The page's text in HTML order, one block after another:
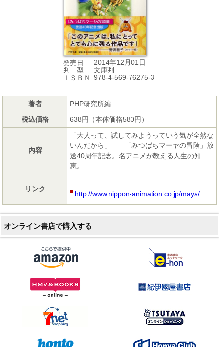
発売日
2014年12月01日
判 型
文庫判
ＩＳＢＮ
978-4-569-76275-3
著者
PHP研究所編
税込価格
638円（本体価格580円）
内容
「大人って、試してみようっていう気が全然な
いんだから」――「みつばちマーヤの冒険」放
送40周年記念。名アニメが教える人生の知
恵。
リンク
http://www.nippon-animation.co.jp/maya/
オンライン書店で購入する